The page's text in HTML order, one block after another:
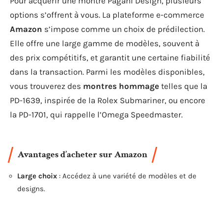
options s’offrent à vous. La plateforme e-commerce
Amazon s’impose comme un choix de prédilection.
Elle offre une large gamme de modèles, souvent à
des prix compétitifs, et garantit une certaine fiabilité
dans la transaction. Parmi les modèles disponibles,
vous trouverez des montres hommage telles que la
PD-1639, inspirée de la Rolex Submariner, ou encore
la PD-1701, qui rappelle l’Omega Speedmaster.
Avantages d’acheter sur Amazon
Large choix : Accédez à une variété de modèles et de
designs.